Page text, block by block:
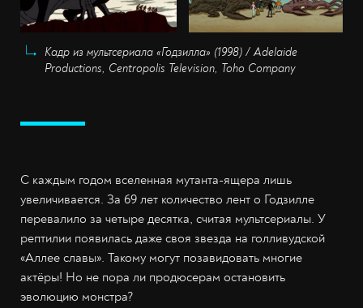
Кадр из мультсериала «Годзилла» (1998) / Adelaide
Productions, Centropolis Television, Toho Company
С каждым годом вселенная мутанта-ящера лишь
увеличивается. За 69 лет количество лент о Годзилле
перевалило за четыре десятка, считая мультсериалы. У
рептилии появилась даже своя звезда на голливудской
«Аллее славы». Такому могут позавидовать многие
актёры! Но не пора ли продюсерам остановить
эволюцию монстра?